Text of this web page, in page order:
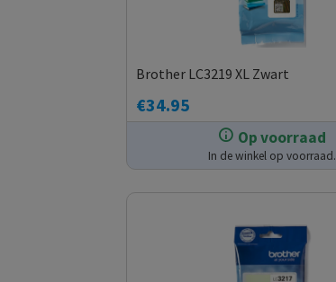
Op voorraad
In de winkel op voorraad.
Brother LC3219 XL Zwart
€34.95